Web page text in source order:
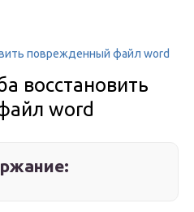
поврежденный файл word
восстановить
word